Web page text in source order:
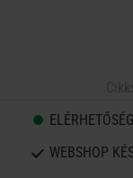
WEBSHOP